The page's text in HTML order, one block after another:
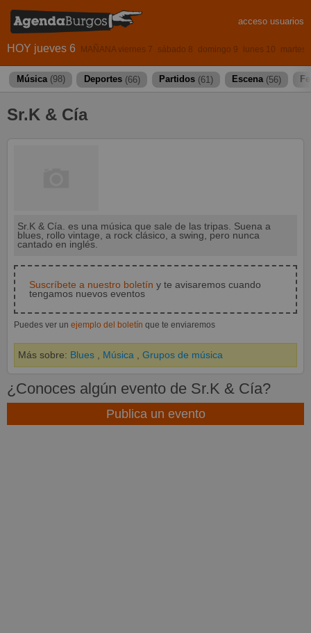
acceso usuarios
HOY jueves 6 MAÑANA viernes 7 sábado 8 domingo 9 lunes 10 martes
Música (98) Deportes (66) Partidos (61) Escena (56)
Sr.K & Cía
Sr.K & Cía. es una música que sale de las tripas. Suena a
blues, rollo vintage, a rock clásico, a swing, pero nunca
cantado en inglés.
Suscríbete a nuestro boletín y te avisaremos cuando
tengamos nuevos eventos
Puedes ver un ejemplo del boletín que te enviaremos
Más sobre: Blues Música Grupos de música
¿Conoces algún evento de Sr.K & Cía?
Publica un evento